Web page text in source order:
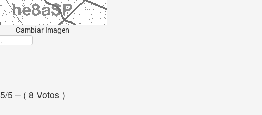
Cambiar Imagen
5/5 – ( 8 Votos )